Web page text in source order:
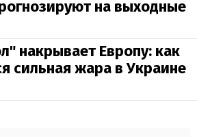
на выходные
накрывает Европу: как
сильная жара в Украине